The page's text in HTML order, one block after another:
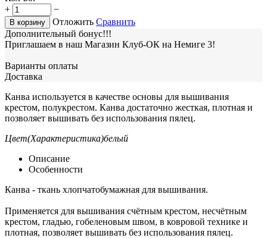
+
−
В корзину Отложить Сравнить
Дополнительный бонус!!!
Приглашаем в наш Магазин Клуб-ОК на Немиге 3!
Варианты оплаты
Доставка
Канва используется в качестве основы для вышивания
крестом, полукрестом. Канва достаточно жесткая, плотная и
позволяет вышивать без использования пялец.
Цвет(Характеристика)белый
Описание
Особенности
Канва - ткань хлопчатобумажная для вышивания.
Применяется для вышивания счётным крестом, несчётным
крестом, гладью, гобеленовым швом, в ковровой технике и
плотная, позволяет вышивать без использования пялец.